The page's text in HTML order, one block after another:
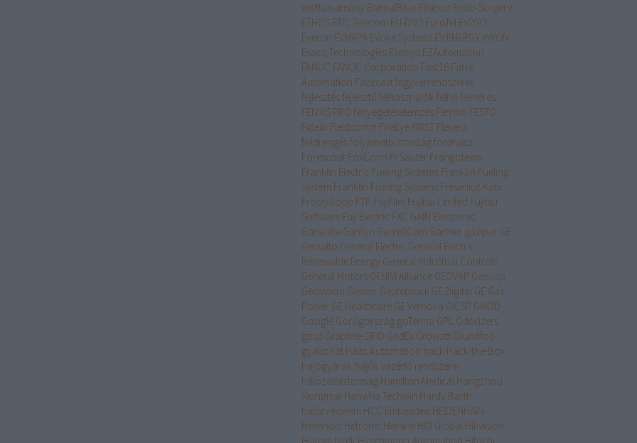
esettanulmány EternalBlue Ethicon Endo-Surgery
ETHOS ETIC Telecom EU-DSO EuroTel EV2GO
Everon EVMAPA EVoke Systems EV ENERGY eWON
Exacq Technologies Exemys EZAutomation
FANUC FANUC Corporation Fast16 Fatek
Automation Fazecastfegyverrendszerek
fejlesztésfejlesztő felhasználók felhő felmérés
FENIKS PRO fenyegetéselemzés Fernhill FESTO
Fidelix Fieldcomm FireEye FIRST Flexera
földrengésfolyamatbiztonságforensics
Forescout FoxConn Fr.Sauter Frangoteam
Franklin Electric Fueling Systems Franklin Fueling
System Franklin Fueling Systems Fresenius Kabi
FrostyGoop FTP FujiFilm Fujitsu Limited Fujitsu
Software Fuji Electric FXC GAIN Electronic
Gananite Gardyn GarrettCom Gartner gázipar GE
Gemalto General Electric General Electric
Renewable Energy General Industrial Controls
General Motors GENIVI Alliance GEOVAP Geovap
GeoVision Gessler Geutebrück GE Digital GE Gas
Power GE Healthcare GE Vernova GICSP GMOD
Google Görögország goTenna GPL Odorizers
gpsd Graphite GRID GridEx Growatt Grundfos
gyakorlat Haas Automation hack Hack-the-Box
hajógyárak hajók vezérlő rendszerei
hálózatbiztonság Hamilton Medical Hangzhou
Xiongmai Hanwha Techwin Hardy Barth
határvédelem HCC Embedded HEIDENHAIN
Helmholz Hetronic Hexane HID Global Hikvision